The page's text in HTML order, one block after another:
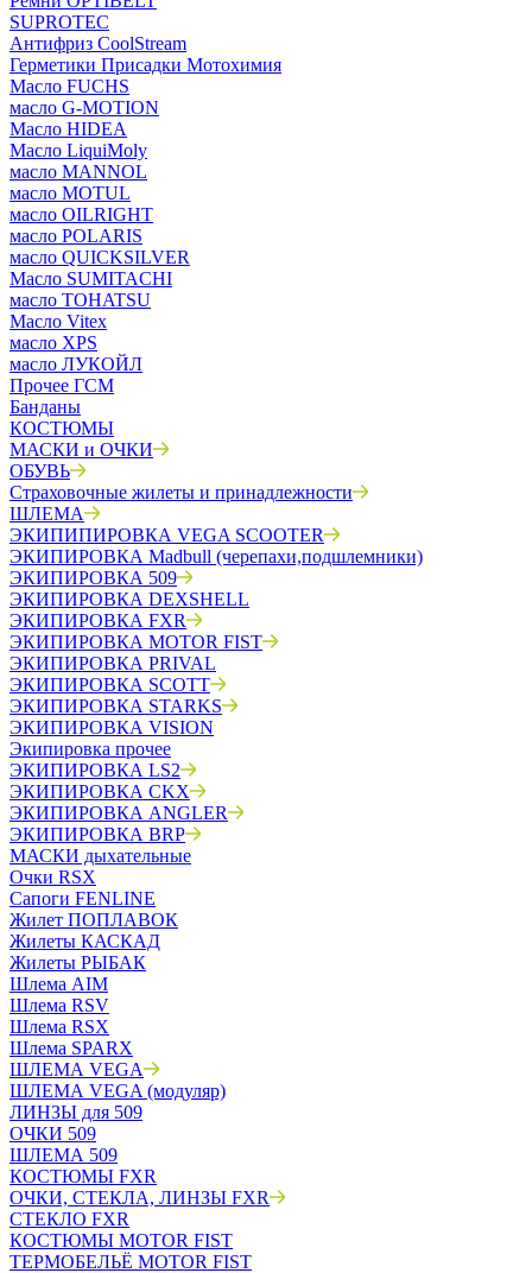
SUPROTEC
Антифриз CoolStream
Герметики Присадки Мотохимия
Масло FUCHS
масло G-MOTION
Масло HIDEA
Масло LiquiMoly
масло MANNOL
масло MOTUL
масло OILRIGHT
масло POLARIS
масло QUICKSILVER
Масло SUMITACHI
масло TOHATSU
Масло Vitex
масло XPS
масло ЛУКОЙЛ
Прочее ГСМ
Банданы
КОСТЮМЫ
МАСКИ и ОЧКИ
ОБУВЬ
Страховочные жилеты и принадлежности
ШЛЕМА
ЭКИПИПИРОВКА VEGA SCOOTER
ЭКИПИРОВКА Madbull (черепахи,подшлемники)
ЭКИПИРОВКА 509
ЭКИПИРОВКА DEXSHELL
ЭКИПИРОВКА FXR
ЭКИПИРОВКА MOTOR FIST
ЭКИПИРОВКА PRIVAL
ЭКИПИРОВКА SCOTT
ЭКИПИРОВКА STARKS
ЭКИПИРОВКА VISION
Экипировка прочее
ЭКИПИРОВКА LS2
ЭКИПИРОВКА CKX
ЭКИПИРОВКА ANGLER
ЭКИПИРОВКА BRP
МАСКИ дыхательные
Очки RSX
Сапоги FENLINE
Жилет ПОПЛАВОК
Жилеты КАСКАД
Жилеты РЫБАК
Шлема AIM
Шлема RSV
Шлема RSX
Шлема SPARX
ШЛЕМА VEGA
ШЛЕМА VEGA (модуляр)
ЛИНЗЫ для 509
ОЧКИ 509
ШЛЕМА 509
КОСТЮМЫ FXR
ОЧКИ, СТЕКЛА, ЛИНЗЫ FXR
СТЕКЛО FXR
КОСТЮМЫ MOTOR FIST
ТЕРМОБЕЛЬЁ MOTOR FIST